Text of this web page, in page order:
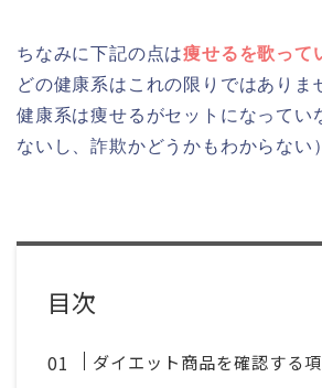
ちなみに下記の点は痩せるを歌って
どの健康系はこれの限りではありま
健康系は痩せるがセットになってい
ないし、詐欺かどうかもわからない）
目次
ダイエット商品を確認する